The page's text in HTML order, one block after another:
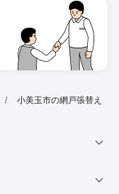
小美玉市の網戸張替え